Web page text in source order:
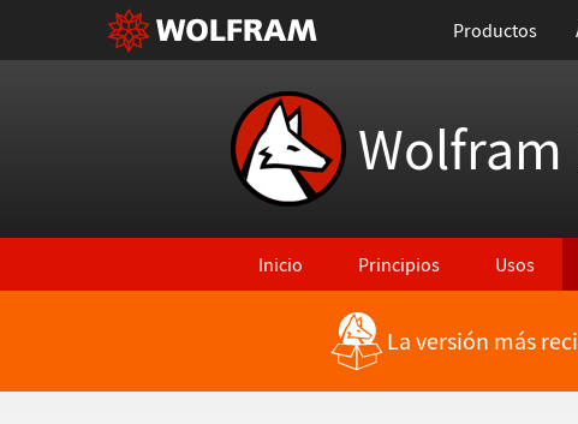
Productos
Wolfram
Inicio Principios Usos
La versión más